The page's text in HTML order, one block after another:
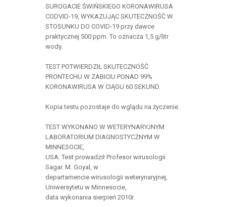
SUROGACIE ŚWIŃSKIEGO KORONAWIRUSA
CODVID-19, WYKAZUJĄC SKUTECZNOŚĆ W
STOSUNKU DO COVID-19 przy dawce
praktycznej 500 ppm. To oznacza 1,5 g/litr
wody.
TEST POTWIERDZIŁ SKUTECZNOŚĆ
PRONTECHU W ZABICIU PONAD 99%
KORONAWIRUSA W CIĄGU 60 SEKUND.
Kopia testu pozostaje do wglądu na życzenie.
TEST WYKONANO W WETERYNARYJNYM
LABORATORIUM DIAGNOSTYCZNYM W
MINNESOCIE,
USA. Test prowadził Profesor wirusologii
Sagar. M. Goyal, w
departamencie wirusologii weterynaryjnej,
Uniwersytetu w Minnesocie,
data wykonania sierpień 2010r.